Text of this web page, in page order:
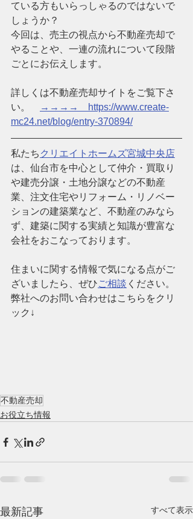
ている方もいらっしゃるのではないで
しょうか？
今回は、売主の視点から不動産売却で
やることや、一連の流れについて段階
ごとにお伝えします。
詳しくは不動産売却サイトをご覧下さ
い。
→→→→　https://www.create-
mc24.net/blog/entry-370894/
私たち クリエイトホームズ宮城中央店
は、仙台市を中心として仲介・買取り
や建売分譲・土地分譲などの不動産
業、注文住宅やリフォーム・リノベー
ションの建築業など、 不動産のみなら
ず、建築に関する実績と知識が豊富な
会社をおこなっております。
住まいに関する情報で気になる点がご
ざいましたら、ぜひご相談 ください。
弊社へのお問い合わせはこちらをクリ
ック↓
不動産売却
お役立ち情報
最新記事 すべて表示